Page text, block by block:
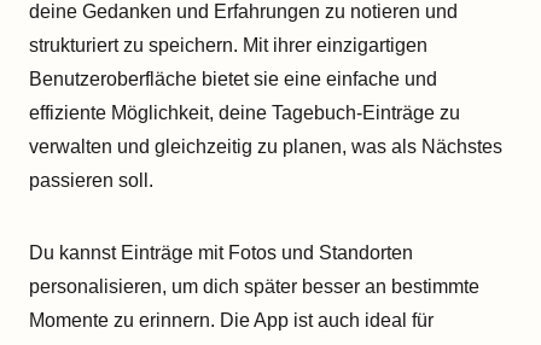
deine Gedanken und Erfahrungen zu notieren und
strukturiert zu speichern. Mit ihrer einzigartigen
Benutzeroberfläche bietet sie eine einfache und
effiziente Möglichkeit, deine Tagebuch-Einträge zu
verwalten und gleichzeitig zu planen, was als Nächstes
passieren soll.
Du kannst Einträge mit Fotos und Standorten
personalisieren, um dich später besser an bestimmte
Momente zu erinnern. Die App ist auch ideal für